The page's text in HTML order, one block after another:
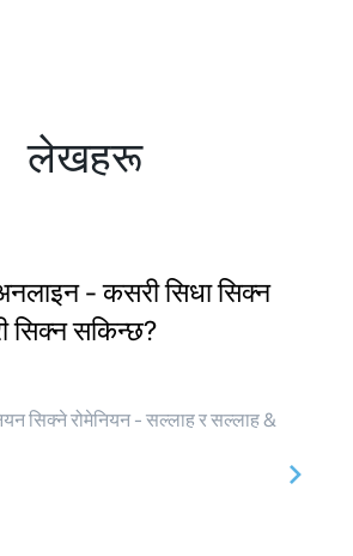
लेखहरू
- कसरी सिधा सिक्न
सिक्न सकिन्छ?
सिक्ने रोमेनियन - सल्लाह र सल्लाह &